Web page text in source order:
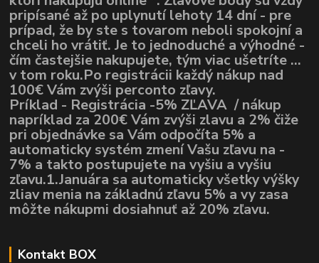
pripísané až po uplynutí lehoty 14 dní - pre
prípad, že by ste s tovarom neboli spokojní a
chceli ho vrátiť. Je to jednoduché a výhodné -
čím častejšie nakupujete, tým viac ušetríte ...
v tom roku.Po registrácii každý nákup nad
100€ Vám zvýši perconto zľavy.
Príklad - Registrácia -5% ZĽAVA / nákup
napríklad za 200€ Vám zvýši zlavu a 2% čiže
pri objednávke sa Vám odpočíta 5% a
automaticky systém zmení Vašu zľavu na -
7% a takto postupujete na vyšiu a vyšiu
zľavu.1.Januára sa automaticky všetky výšky
zliav menia na základnú zľavu 5% a vy zasa
môžte nákupmi dosiahnuť až 20% zľavu.
Kontakt BOX